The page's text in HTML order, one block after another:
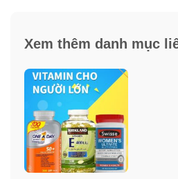
chóng.
Hương vị tươi mát tự nhiên của
căng mọng.
Xem thêm danh mục